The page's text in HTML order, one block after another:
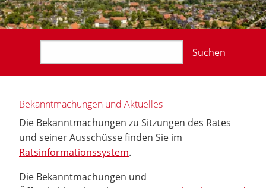
Suchen
Bekanntmachungen und Aktuelles
Die Bekanntmachungen zu Sitzungen des Rates
und seiner Ausschüsse finden Sie im
Ratsinformationssystem.
Die Bekanntmachungen und